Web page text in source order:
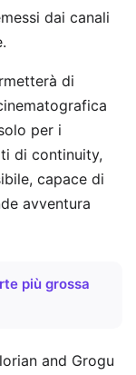
dai canali
di
per i
di continuity,
capace di
avventura
più grossa
and Grogu